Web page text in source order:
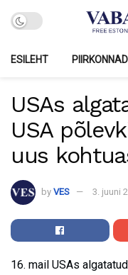
ESILEHT PIIRKONNAD
USAs
USA
uus
by VES 3. juuni
16. mail USAs